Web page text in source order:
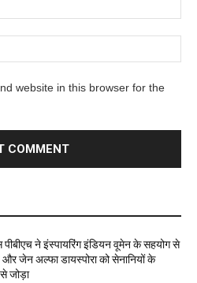
website in this browser for the
ने इंस्पायरिंग इंडियन वूमेन के सहयोग से
जेन अल्फा डायस्पोरा को सेनानियों के
जोड़ा